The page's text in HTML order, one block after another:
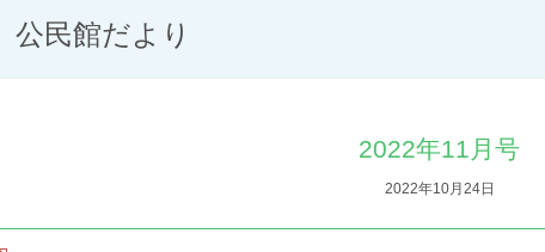
公民館だより
2022年11月号
2022年10月24日